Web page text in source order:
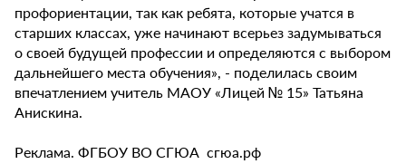
профориентации, так как ребята, которые учатся в
старших классах, уже начинают всерьез задумываться
о своей будущей профессии и определяются с выбором
дальнейшего места обучения», - поделилась своим
впечатлением учитель МАОУ «Лицей № 15» Татьяна
Анискина.
Реклама. ФГБОУ ВО СГЮА сгюа.рф